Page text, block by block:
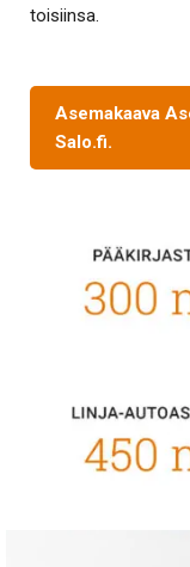
toisiinsa.
Asemakaava
Salo.fi.